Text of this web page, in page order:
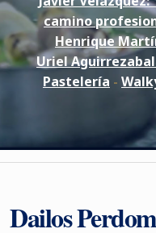
camino
Henrique
Uriel
Pastelería -
Dailos